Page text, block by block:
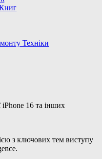
Техніки
з ключових тем виступу